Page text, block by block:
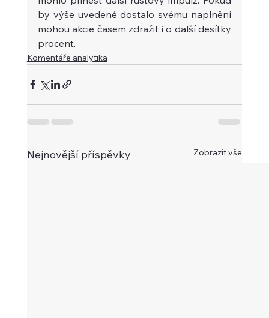
by výše uvedené dostalo svému naplnění
mohou akcie časem zdražit i o další desítky
procent.
Komentáře analytika
Nejnovější příspěvky Zobrazit vše